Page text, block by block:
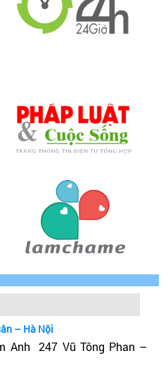
– Hà Nội
Anh 247 Vũ Tông Phan –